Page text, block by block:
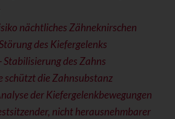
nächtliches Zähneknirschen
des Kiefergelenks
des Zahns
schützt die Zahnsubstanz
der Kiefergelenkbewegungen
nicht herausnehmbarer